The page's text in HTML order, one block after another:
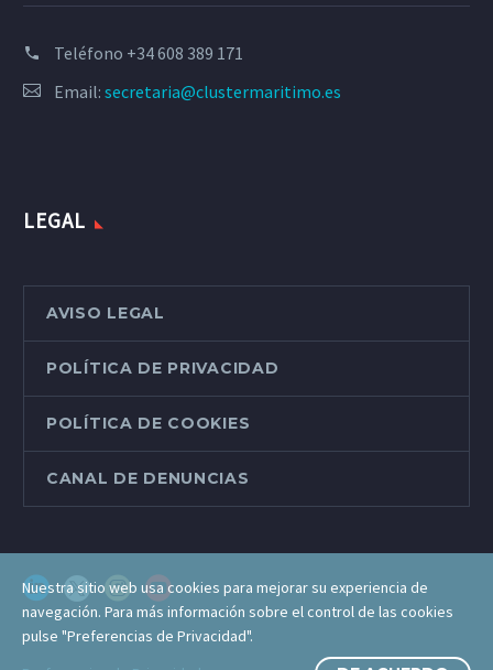
Teléfono +34 608 389 171
Email: secretaria@clustermaritimo.es
LEGAL
AVISO LEGAL
POLÍTICA DE PRIVACIDAD
POLÍTICA DE COOKIES
CANAL DE DENUNCIAS
Nuestra sitio web usa cookies para mejorar su experiencia de
navegación. Para más información sobre el control de las cookies
pulse "Preferencias de Privacidad".